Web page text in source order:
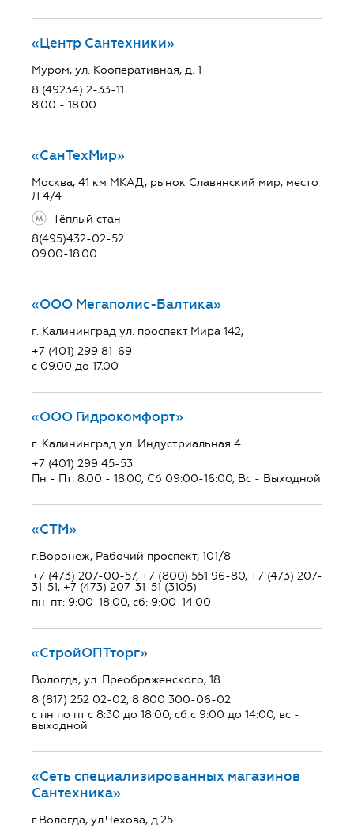
«Центр Сантехники»
Муром, ул. Кооперативная, д. 1
8 (49234) 2-33-11
8.00 - 18.00
«СанТехМир»
Москва, 41 км МКАД, рынок Славянский мир, место
Л 4/4
Тёплый стан
8(495)432-02-52
09.00-18.00
«ООО Мегаполис-Балтика»
г. Калининград ул. проспект Мира 142,
+7 (401) 299 81-69
с 09.00 до 17.00
«ООО Гидрокомфорт»
г. Калининград ул. Индустриальная 4
+7 (401) 299 45-53
Пн - Пт: 8.00 - 18.00, Сб 09:00-16:00, Вс - Выходной
«СТМ»
г.Воронеж, Рабочий проспект, 101/8
+7 (473) 207-00-57, +7 (800) 551 96-80, +7 (473) 207-
31-51, +7 (473) 207-31-51 (3105)
пн-пт: 9:00-18:00, сб: 9:00-14:00
«СтройОПТторг»
Вологда, ул. Преображенского, 18
8 (817) 252 02-02, 8 800 300-06-02
с пн по пт с 8:30 до 18:00, сб с 9:00 до 14:00, вс -
выходной
«Сеть специализированных магазинов
Сантехника»
г.Вологда, ул.Чехова, д.25